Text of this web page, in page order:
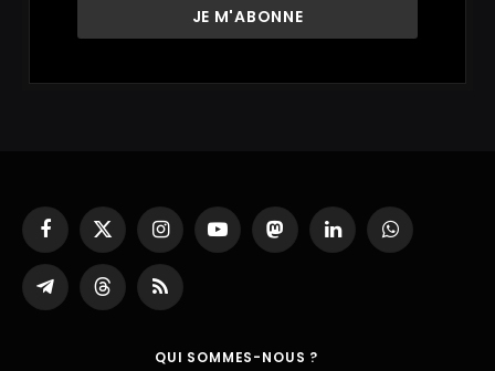
Facebook
X
(Twitter)
InstagramYouTubeMastodonLinkedInWhatsApp
Partager
sur
ThreadsRSS
QUI SOMMES-NOUS ?